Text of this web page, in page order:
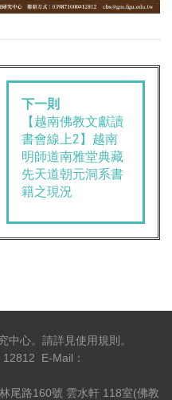
下一則
【越南佛教文獻讀
書會線上2】越南
明師道南雅堂典藏
先天道朝元洞系書
籍之現況
中心。請詳見使用規則。
E-Mail：
尾路160號 雲水軒 118室(佛教